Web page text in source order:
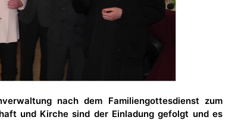
nach dem Familiengottesdienst zum
und Kirche sind der Einladung gefolgt und es